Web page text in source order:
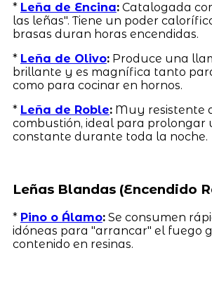
* Leña de Encina:Catalogada
las leñas". Tiene un poder
brasas duran horas encendidas.
* Leña de Olivo:Produce una
brillante y es magnífica tanto
como para cocinar en hornos.
* Leña de Roble:Muy resistente
combustión, ideal para prolongar
constante durante toda la noche.
Leñas Blandas (Encendido
* Pino o Álamo:Se consumen
idóneas para "arrancar" el fuego
contenido en resinas.